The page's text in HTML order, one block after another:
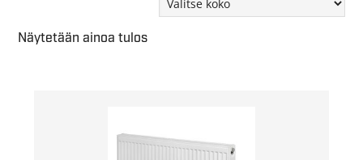
Näytetään ainoa tulos